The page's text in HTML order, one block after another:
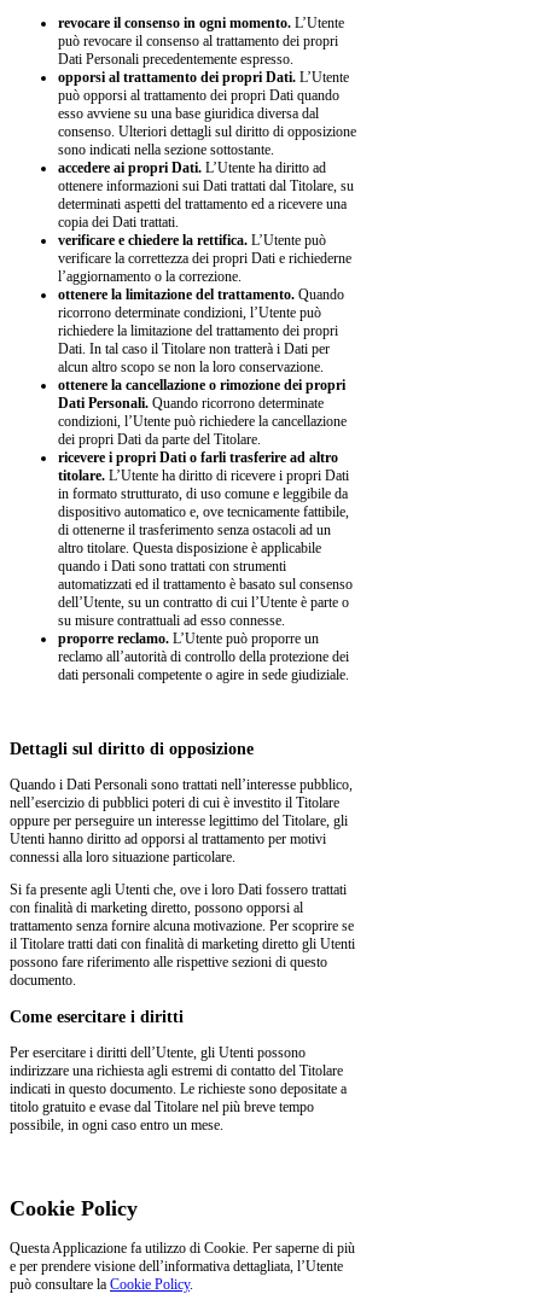
revocare il consenso in ogni momento. L’Utente
può revocare il consenso al trattamento dei propri
Dati Personali precedentemente espresso.
opporsi al trattamento dei propri Dati. L’Utente
può opporsi al trattamento dei propri Dati quando
esso avviene su una base giuridica diversa dal
consenso. Ulteriori dettagli sul diritto di opposizione
sono indicati nella sezione sottostante.
accedere ai propri Dati. L’Utente ha diritto ad
ottenere informazioni sui Dati trattati dal Titolare, su
determinati aspetti del trattamento ed a ricevere una
copia dei Dati trattati.
verificare e chiedere la rettifica. L’Utente può
verificare la correttezza dei propri Dati e richiederne
l’aggiornamento o la correzione.
ottenere la limitazione del trattamento. Quando
ricorrono determinate condizioni, l’Utente può
richiedere la limitazione del trattamento dei propri
Dati. In tal caso il Titolare non tratterà i Dati per
alcun altro scopo se non la loro conservazione.
ottenere la cancellazione o rimozione dei propri
Dati Personali. Quando ricorrono determinate
condizioni, l’Utente può richiedere la cancellazione
dei propri Dati da parte del Titolare.
ricevere i propri Dati o farli trasferire ad altro
titolare. L’Utente ha diritto di ricevere i propri Dati
in formato strutturato, di uso comune e leggibile da
dispositivo automatico e, ove tecnicamente fattibile,
di ottenerne il trasferimento senza ostacoli ad un
altro titolare. Questa disposizione è applicabile
quando i Dati sono trattati con strumenti
automatizzati ed il trattamento è basato sul consenso
dell’Utente, su un contratto di cui l’Utente è parte o
su misure contrattuali ad esso connesse.
proporre reclamo. L’Utente può proporre un
reclamo all’autorità di controllo della protezione dei
dati personali competente o agire in sede giudiziale.
Dettagli sul diritto di opposizione
Quando i Dati Personali sono trattati nell’interesse pubblico,
nell’esercizio di pubblici poteri di cui è investito il Titolare
oppure per perseguire un interesse legittimo del Titolare, gli
Utenti hanno diritto ad opporsi al trattamento per motivi
connessi alla loro situazione particolare.
Si fa presente agli Utenti che, ove i loro Dati fossero trattati
con finalità di marketing diretto, possono opporsi al
trattamento senza fornire alcuna motivazione. Per scoprire se
il Titolare tratti dati con finalità di marketing diretto gli Utenti
possono fare riferimento alle rispettive sezioni di questo
documento.
Come esercitare i diritti
Per esercitare i diritti dell’Utente, gli Utenti possono
indirizzare una richiesta agli estremi di contatto del Titolare
indicati in questo documento. Le richieste sono depositate a
titolo gratuito e evase dal Titolare nel più breve tempo
possibile, in ogni caso entro un mese.
Cookie Policy
Questa Applicazione fa utilizzo di Cookie. Per saperne di più
e per prendere visione dell’informativa dettagliata, l’Utente
può consultare la Cookie Policy.